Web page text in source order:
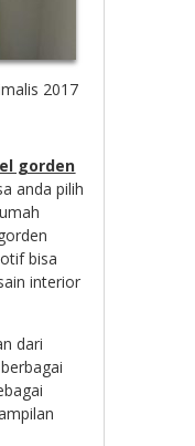
2017
gorden
anda pilih
bisa
interior
dari